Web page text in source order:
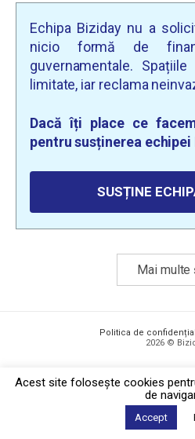
Echipa Biziday nu a
nicio formă de
guvernamentale.
limitate, iar reclama
Dacă îți place ce
pentru susținerea echipei
SUSȚINE
Mai multe
Politica de
2026 ©
Acest site foloseşte cookies
de
Accept